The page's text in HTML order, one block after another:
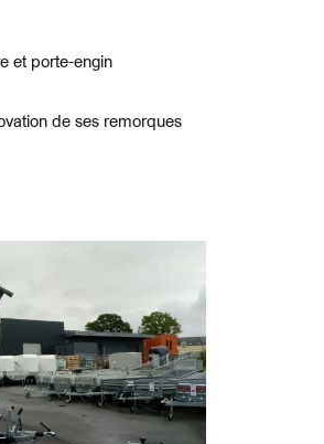
et porte-engin
de ses remorques